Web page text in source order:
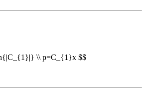
\\ p=C_{1}x $$